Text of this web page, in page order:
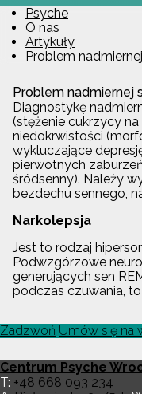
Psyche
O nas
Artykuły
Problem
Problem nadmiernej
Diagnostykę
(stężenie cukrzycy
niedokrwistości
wykluczające
pierwotnych
śródsenny). Należy
bezdechu sennego,
Narkolepsja
Jest to rodzaj
Podwzgórzowe
generujących sen
podczas czuwania,
Zadzwoń Umów się na
Centrum Psyche
T: +48 668 093 234